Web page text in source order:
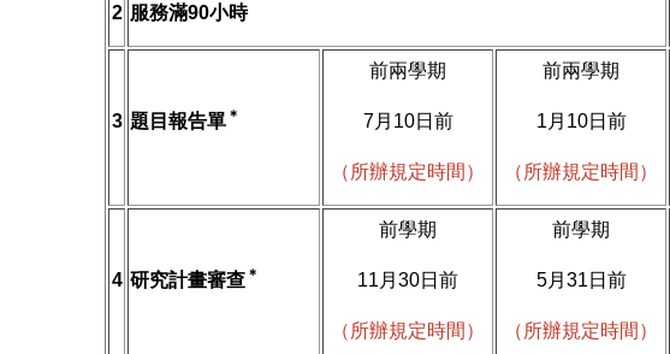
2 服務滿90小時
3 題目報告單 ＊
前兩學期
7月10日前
（所辦規定時間）
前兩學期
1月10日前
（所辦規定時間）
4 研究計畫審查 ＊
前學期
11月30日前
（所辦規定時間）
前學期
5月31日前
（所辦規定時間）